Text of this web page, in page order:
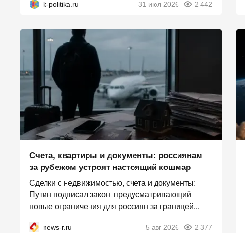
k-politika.ru 31 июл 2026 2 442
Счета, квартиры и документы: россиянам
за рубежом устроят настоящий кошмар
Сделки с недвижимостью, счета и документы:
Путин подписал закон, предусматривающий
новые ограничения для россиян за границей...
news-r.ru 5 авг 2026 2 377